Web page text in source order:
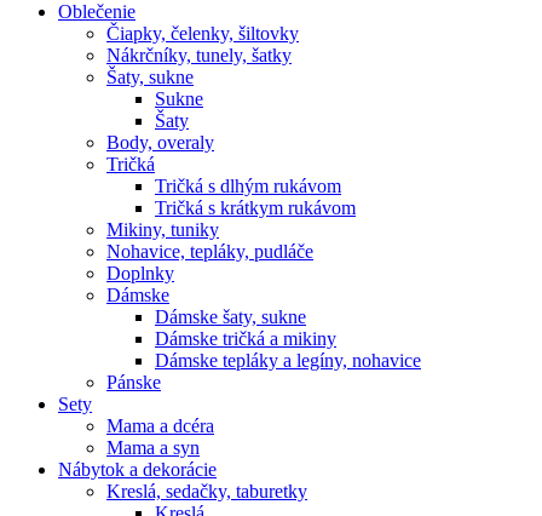
Oblečenie
Čiapky, čelenky, šiltovky
Nákrčníky, tunely, šatky
Šaty, sukne
Sukne
Šaty
Body, overaly
Tričká
Tričká s dlhým rukávom
Tričká s krátkym rukávom
Mikiny, tuniky
Nohavice, tepláky, pudláče
Doplnky
Dámske
Dámske šaty, sukne
Dámske tričká a mikiny
Dámske tepláky a legíny, nohavice
Pánske
Sety
Mama a dcéra
Mama a syn
Nábytok a dekorácie
Kreslá, sedačky, taburetky